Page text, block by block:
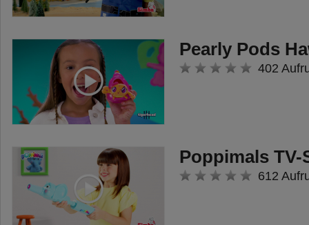
Pearly Pods
402
Poppimals TV-
612